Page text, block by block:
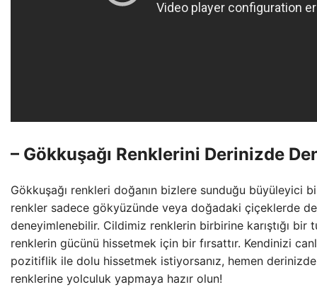
– Gökkuşağı Renklerini Derinizde
Gökkuşağı renkleri doğanın bizlere sunduğu büyüleyici
renkler sadece gökyüzünde veya doğadaki çiçeklerde
deneyimlenebilir. Cildimiz renklerin birbirine karıştığı bir
renklerin gücünü hissetmek için bir fırsattır. Kendinizi
pozitiflik ile dolu hissetmek istiyorsanız, hemen
renklerine yolculuk yapmaya hazır olun!